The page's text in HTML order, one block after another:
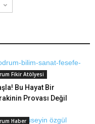
Fikir Atölyesi
Bu Hayat Bir
Provası Değil
Haber